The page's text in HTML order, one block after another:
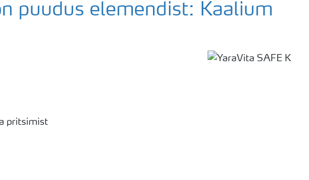
puudus elemendist: Kaalium
pritsimist